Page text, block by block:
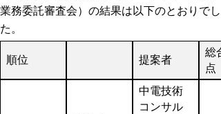
業務委託審査会）の結果は以下のとおりでし
た。
順位 提案者
総
点
中電技術
コンサル